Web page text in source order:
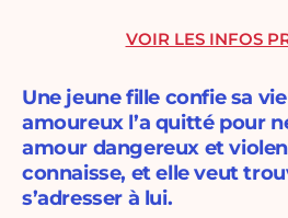
Une jeune fille confie sa
amoureux l’a quitté pour
amour dangereux et
connaisse, et elle veut
s’adresser à lui.
VOIR LES INFOS